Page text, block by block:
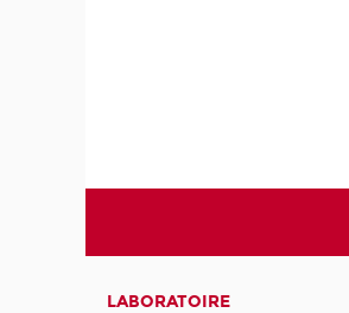
LABORATOIRE